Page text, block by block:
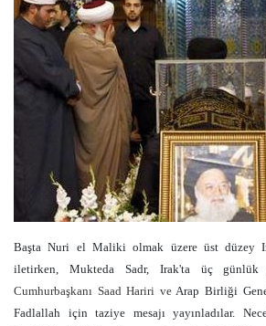
Başta Nuri el Maliki olmak üzere üst düzey
iletirken, Mukteda Sadr, Irak'ta üç
Cumhurbaşkanı Saad Hariri ve Arap Birliği
Fadlallah için taziye mesajı yayınladılar.